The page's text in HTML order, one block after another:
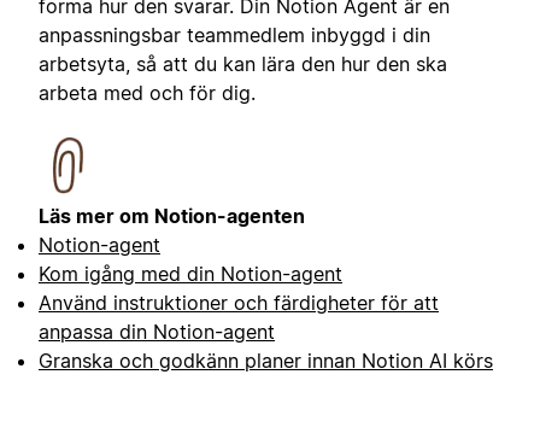
forma hur den svarar. Din Notion Agent är en
anpassningsbar teammedlem inbyggd i din
arbetsyta, så att du kan lära den hur den ska
arbeta med och för dig.
Läs mer om Notion-agenten
Notion-agent
Kom igång med din Notion-agent
Använd instruktioner och färdigheter för att
anpassa din Notion-agent
Granska och godkänn planer innan Notion AI körs